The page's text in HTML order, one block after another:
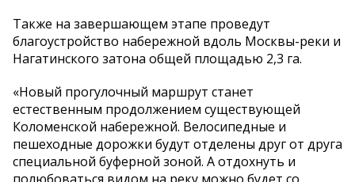
Также на завершающем этапе проведут
благоустройство набережной вдоль Москвы-реки и
Нагатинского затона общей площадью 2,3 га.
«Новый прогулочный маршрут станет
естественным продолжением существующей
Коломенской набережной. Велосипедные и
пешеходные дорожки будут отделены друг от друга
специальной буферной зоной. А отдохнуть и
полюбоваться видом на реку можно будет со